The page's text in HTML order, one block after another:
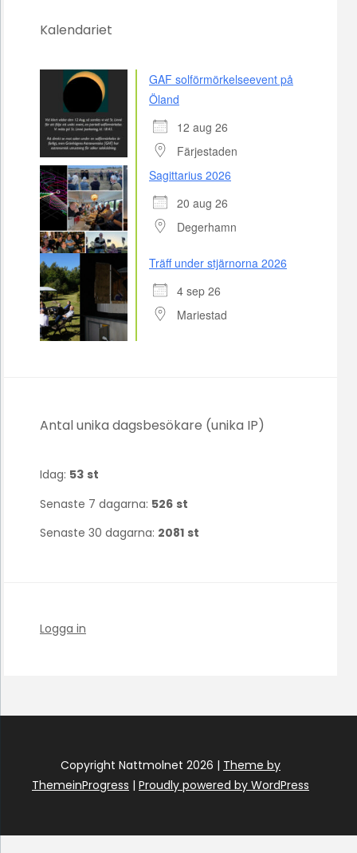
Kalendariet
GAF solförmörkelseevent på
Öland
12 aug 26
Färjestaden
Sagittarius 2026
20 aug 26
Degerhamn
Träff under stjärnorna 2026
4 sep 26
Mariestad
Antal unika dagsbesökare (unika IP)
Idag: 53 st
Senaste 7 dagarna: 526 st
Senaste 30 dagarna: 2081 st
Logga in
Copyright Nattmolnet 2026 | Theme by
ThemeinProgress | Proudly powered by WordPress